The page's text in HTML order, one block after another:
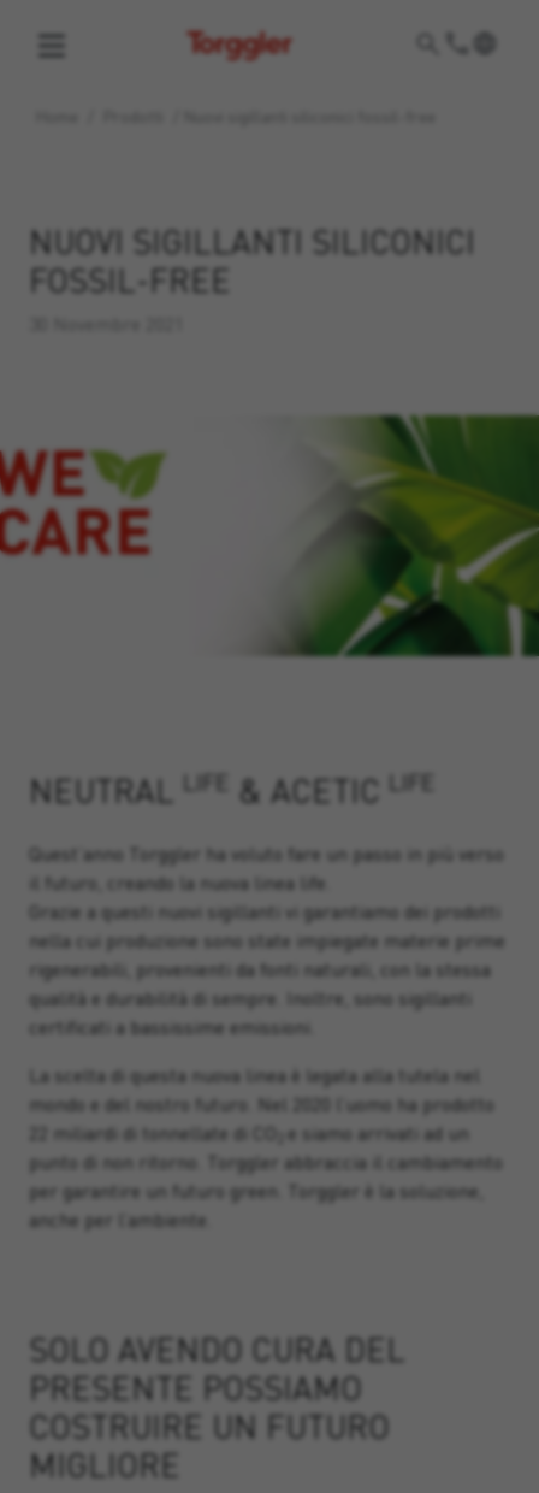
Torggler
NUOVI SIGILLANTI SILICONICI
FOSSIL-FREE
NEUTRAL LIFE & ACETIC LIFE
Quest’anno Torggler ha voluto fare un passo in più verso
il futuro, creando la nuova linea life.
Grazie a questi nuovi sigillanti vi garantiamo dei prodotti
nella cui produzione sono state impiegate materie prime
rigenerabili, provenienti da fonti naturali, con la stessa
qualità e durabilità di sempre. Inoltre, sono sigillanti
certificati a bassissime emissioni.
La scelta di questa nuova linea è legata alla tutela nel
mondo e del nostro futuro. Nel 2020 l’uomo ha prodotto
22 miliardi di tonnellate di CO
e siamo arrivati ad un
punto di non ritorno. Torggler abbraccia il cambiamento
per garantire un futuro green. Torggler è la soluzione,
anche per l’ambiente.
SOLO AVENDO CURA DEL
PRESENTE POSSIAMO
COSTRUIRE UN FUTURO
MIGLIORE